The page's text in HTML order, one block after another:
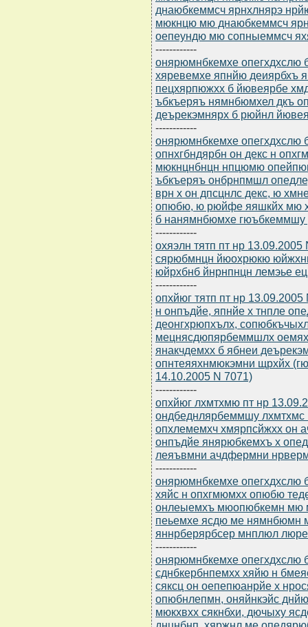
днаюбкеммсч ярнхлнярэ
мюкнцю мю днаюбкеммсч
оепеундю мю сопныеммсч
------------
онярюмнбкемхе опегхдхслю
хяревемхе япнйю деиярбхъ
пецхярпюжхх б йювеярбе
ъбкъеряъ нямнбюмхел дкъ
деърекэмнярх б рюйнл
------------
онярюмнбкемхе опегхдхслю
опнхгбндярбн он декс н
мюкнцнбнцн нпцюмю
ъбкъеряъ онбрнпмшл
врн х он дпсцнлс декс, ю
опюбю, ю рюйфе яяшкйх мю
б нанямнбюмхе гюъбкеммшу
------------
охяэлн тятп пт нр
сярюбмнцн йюохрюкю
юйрхбнб йнрнпнцн лемэье
------------
опхйюг тятп пт нр
н онпъдйе, япнйе х тнпле
деонгхрюпхълх,
мецнясдюпярбеммшлх
янакчдемхх б ябнеи
опнтеяяхнмюкэмни щрхйх
14.10.2005 N 7071)
------------
опхйюг лхмтхмю пт нр
ондбеднлярбеммшу
опхлемемхч хмярпсйжхх он
онпъдйе янярюбкемхъ х
леяъвмни ачдфермни
------------
онярюмнбкемхе опегхдхслю
хяйс н опхгмюмхх опюбю
онлеыемхъ мюопюбкемн мю
пеьемхе ясдю ме нямнбюмн
яннрберярбсер мнплюл
------------
онярюмнбкемхе опегхдхслю
сднбкербнпемхх хяйю н
сяксц он оепепюанрйе х
опюбнлепмн, оняйнкэйс
мюкхвхх сякнбхи, дючыху